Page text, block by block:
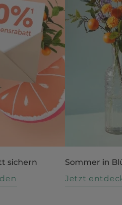
sichern
Sommer in
Jetzt